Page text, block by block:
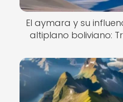
El aymara y su
altiplano boliviano: